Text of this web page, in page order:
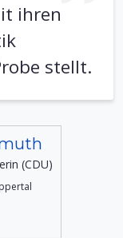
ihren
stellt.
(CDU)